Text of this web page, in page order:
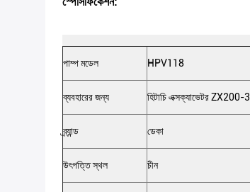
পাম্প মডেল HPV118
ব্যবহারের জন্য হিটাচি এক্সক্যাভেটর ZX200-3
ব্র্যান্ড ডেকা
উৎপত্তি স্থল চীন